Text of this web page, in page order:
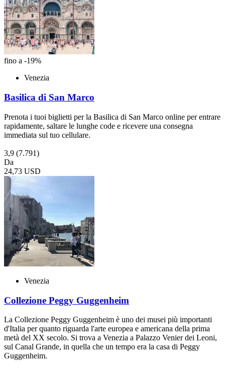
fino a -19%
Venezia
Basilica di San Marco
Prenota i tuoi biglietti per la Basilica di San Marco online per entrare
rapidamente, saltare le lunghe code e ricevere una consegna
immediata sul tuo cellulare.
3,9 (7.791)
Da
24,73 USD
Venezia
Collezione Peggy Guggenheim
La Collezione Peggy Guggenheim è uno dei musei più importanti
d'Italia per quanto riguarda l'arte europea e americana della prima
metà del XX secolo. Si trova a Venezia a Palazzo Venier dei Leoni,
sul Canal Grande, in quella che un tempo era la casa di Peggy
Guggenheim.